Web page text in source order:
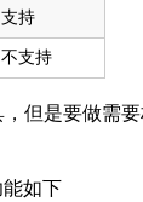
支持
不支持
但是要做需
能如下